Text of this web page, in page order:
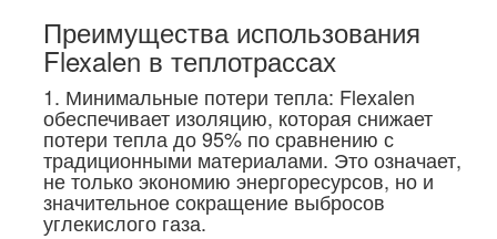
Преимущества использования
Flexalen в теплотрассах
1. Минимальные потери тепла: Flexalen
обеспечивает изоляцию, которая снижает
потери тепла до 95% по сравнению с
традиционными материалами. Это означает,
не только экономию энергоресурсов, но и
значительное сокращение выбросов
углекислого газа.